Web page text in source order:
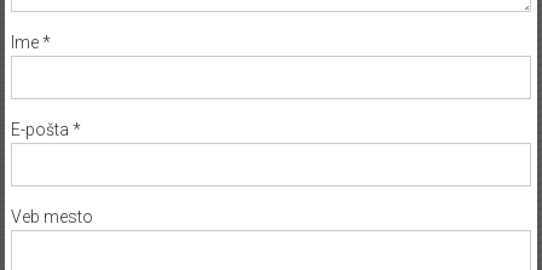
Ime*
E-pošta *
Veb mesto